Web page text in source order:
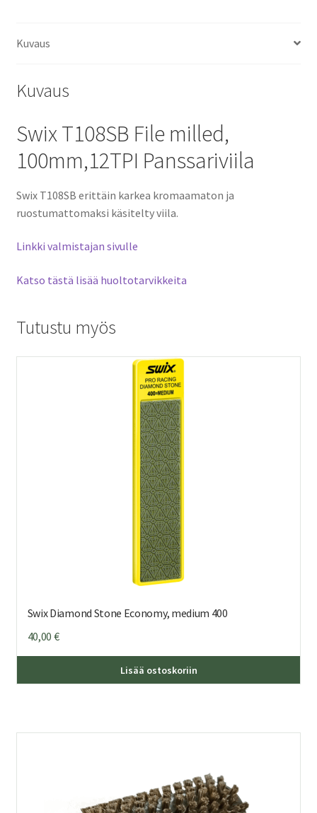
Kuvaus
Kuvaus
Swix T108SB File milled,
100mm,12TPI Panssariviila
Swix T108SB erittäin karkea kromaamaton ja
ruostumattomaksi käsitelty viila.
Linkki valmistajan sivulle
Katso tästä lisää huoltotarvikkeita
Tutustu myös
Swix Diamond Stone Economy, medium 400
40,00 €
Lisää ostoskoriin